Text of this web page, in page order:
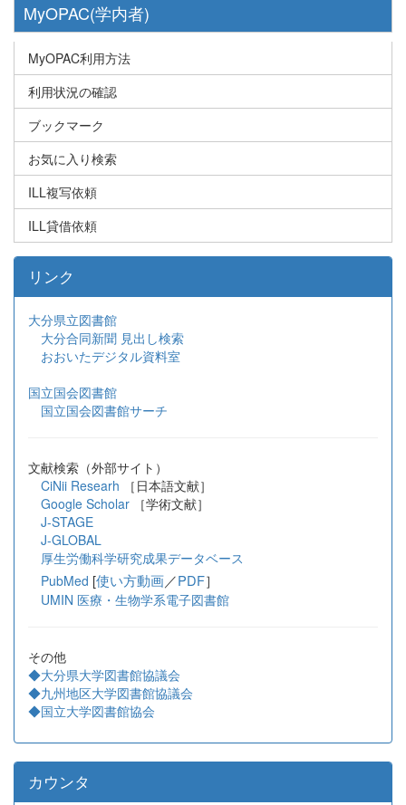
MyOPAC(学内者)
MyOPAC利用方法
利用状況の確認
ブックマーク
お気に入り検索
ILL複写依頼
ILL貸借依頼
リンク
大分県立図書館
大分合同新聞 見出し検索
おおいたデジタル資料室
国立国会図書館
国立国会図書館サーチ
文献検索（外部サイト）
CiNii Researh ［日本語文献］
Google Scholar
［学術文献］
J-STAGE
J-GLOBAL
厚生労働科学研究成果データベース
PubMed [使い方動画／PDF］
UMIN 医療・生物学系電子図書館
その他
◆大分県大学図書館協議会
◆九州地区大学図書館協議会
◆国立大学図書館協会
カウンタ